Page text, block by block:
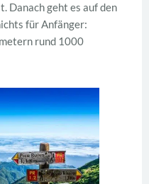
Danach geht es auf den
für Anfänger:
rund 1000